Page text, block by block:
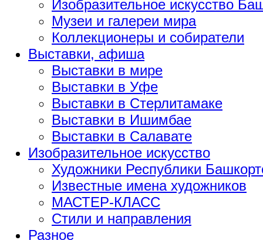
Изобразительное искусство
Музеи и галереи мира
Коллекционеры и собиратели
Выставки, афиша
Выставки в мире
Выставки в Уфе
Выставки в Стерлитамаке
Выставки в Ишимбае
Выставки в Салавате
Изобразительное искусство
Художники Республики
Известные имена художников
МАСТЕР-КЛАСС
Стили и направления
Разное